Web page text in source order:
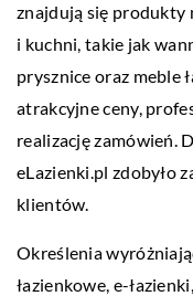
znajdują się produkty
i kuchni, takie jak
prysznice oraz meble
atrakcyjne ceny,
realizację zamówień.
eLazienki.pl zdobyło
klientów.
Określenia
łazienkowe, e-łazienki